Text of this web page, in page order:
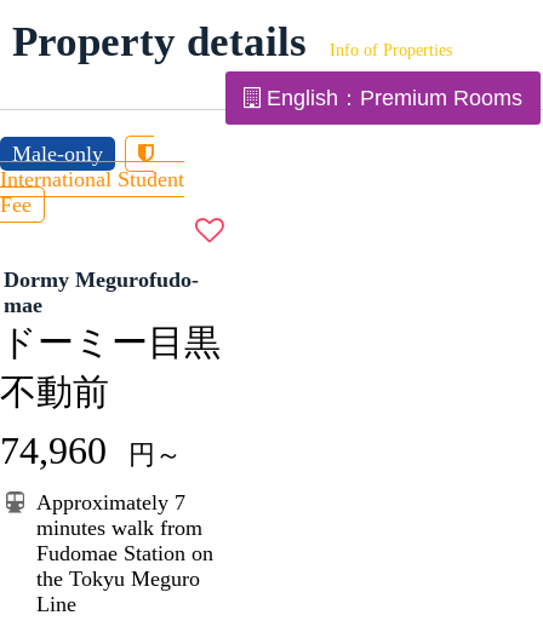
Property details Info of Properties
English：Premium Rooms
Male-only
International Student
Fee
Dormy Megurofudo-
mae
ドーミー目黒
不動前
74,960 円～
Approximately 7
minutes walk from
Fudomae Station on
the Tokyu Meguro
Line